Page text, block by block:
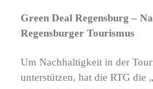
Green Deal Regensburg –
Regensburger Tourismus
Um Nachhaltigkeit in der
unterstützen, hat die RTG die